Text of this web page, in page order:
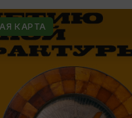
КАРТА